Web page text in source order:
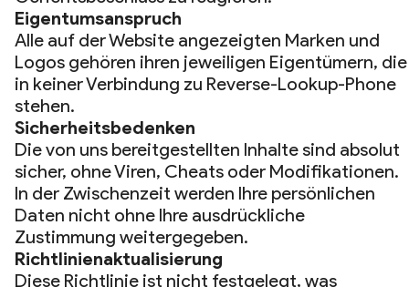
Eigentumsanspruch
Alle auf der Website angezeigten Marken und
Logos gehören ihren jeweiligen Eigentümern, die
in keiner Verbindung zu Reverse-Lookup-Phone
stehen.
Sicherheitsbedenken
Die von uns bereitgestellten Inhalte sind absolut
sicher, ohne Viren, Cheats oder Modifikationen.
In der Zwischenzeit werden Ihre persönlichen
Daten nicht ohne Ihre ausdrückliche
Zustimmung weitergegeben.
Richtlinienaktualisierung
Diese Richtlinie ist nicht festgelegt, was